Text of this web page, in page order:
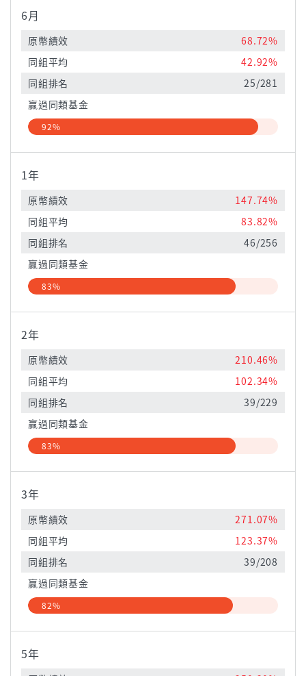
6月
原幣績效
68.72%
同組平均
42.92%
同組排名
25/281
贏過同類基金
92%
1年
原幣績效
147.74%
同組平均
83.82%
同組排名
46/256
贏過同類基金
83%
2年
原幣績效
210.46%
同組平均
102.34%
同組排名
39/229
贏過同類基金
83%
3年
原幣績效
271.07%
同組平均
123.37%
同組排名
39/208
贏過同類基金
82%
5年